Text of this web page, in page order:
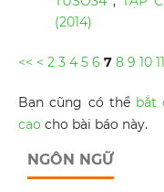
(2014)
<< < 2 3 4 5 6 7 8 9 10 11
Bạn cũng có thể bắt
cao cho bài báo này.
NGÔN NGỮ